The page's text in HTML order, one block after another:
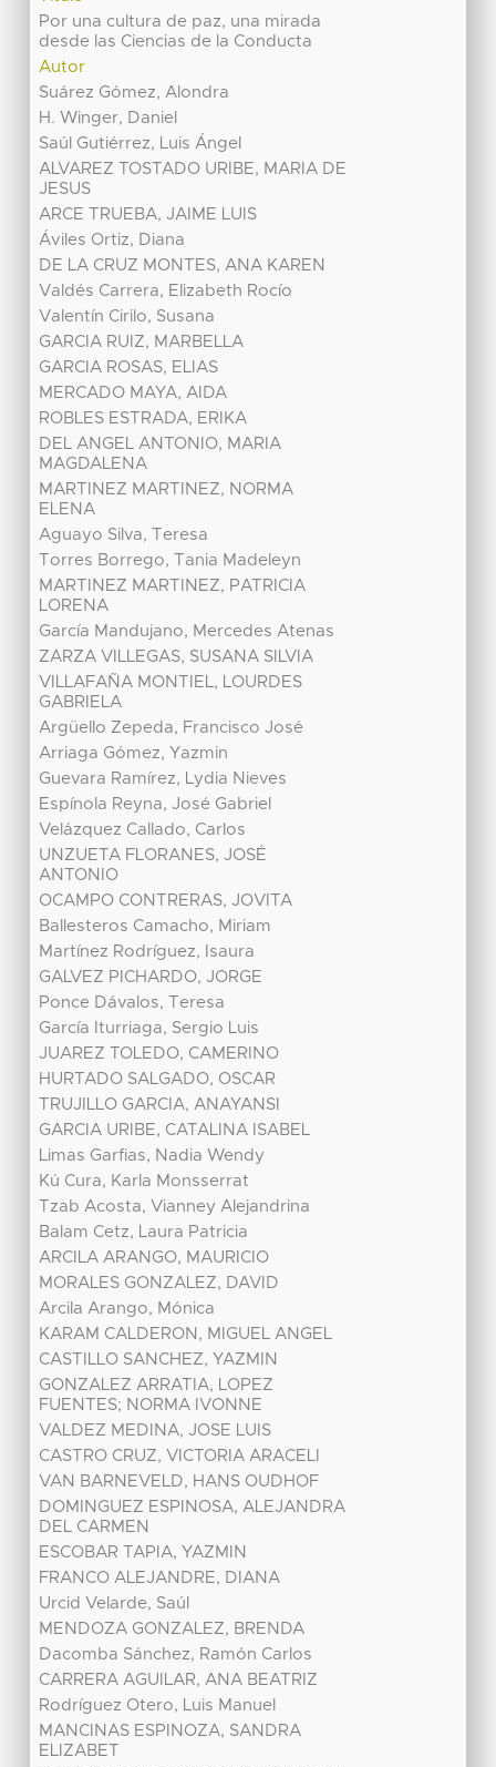
Por una cultura de paz, una mirada
desde las Ciencias de la Conducta
Autor
Suárez Gómez, Alondra
H. Winger, Daniel
Saúl Gutiérrez, Luis Ángel
ALVAREZ TOSTADO URIBE, MARIA DE
JESUS
ARCE TRUEBA, JAIME LUIS
Áviles Ortiz, Diana
DE LA CRUZ MONTES, ANA KAREN
Valdés Carrera, Elizabeth Rocío
Valentín Cirilo, Susana
GARCIA RUIZ, MARBELLA
GARCIA ROSAS, ELIAS
MERCADO MAYA, AIDA
ROBLES ESTRADA, ERIKA
DEL ANGEL ANTONIO, MARIA
MAGDALENA
MARTINEZ MARTINEZ, NORMA
ELENA
Aguayo Silva, Teresa
Torres Borrego, Tania Madeleyn
MARTINEZ MARTINEZ, PATRICIA
LORENA
García Mandujano, Mercedes Atenas
ZARZA VILLEGAS, SUSANA SILVIA
VILLAFAÑA MONTIEL, LOURDES
GABRIELA
Argüello Zepeda, Francisco José
Arriaga Gómez, Yazmin
Guevara Ramírez, Lydia Nieves
Espínola Reyna, José Gabriel
Velázquez Callado, Carlos
UNZUETA FLORANES, JOSÉ
ANTONIO
OCAMPO CONTRERAS, JOVITA
Ballesteros Camacho, Miriam
Martínez Rodríguez, Isaura
GALVEZ PICHARDO, JORGE
Ponce Dávalos, Teresa
García Iturriaga, Sergio Luis
JUAREZ TOLEDO, CAMERINO
HURTADO SALGADO, OSCAR
TRUJILLO GARCIA, ANAYANSI
GARCIA URIBE, CATALINA ISABEL
Limas Garfias, Nadia Wendy
Kú Cura, Karla Monsserrat
Tzab Acosta, Vianney Alejandrina
Balam Cetz, Laura Patricia
ARCILA ARANGO, MAURICIO
MORALES GONZALEZ, DAVID
Arcila Arango, Mónica
KARAM CALDERON, MIGUEL ANGEL
CASTILLO SANCHEZ, YAZMIN
GONZALEZ ARRATIA, LOPEZ
FUENTES; NORMA IVONNE
VALDEZ MEDINA, JOSE LUIS
CASTRO CRUZ, VICTORIA ARACELI
VAN BARNEVELD, HANS OUDHOF
DOMINGUEZ ESPINOSA, ALEJANDRA
DEL CARMEN
ESCOBAR TAPIA, YAZMIN
FRANCO ALEJANDRE, DIANA
Urcid Velarde, Saúl
MENDOZA GONZALEZ, BRENDA
Dacomba Sánchez, Ramón Carlos
CARRERA AGUILAR, ANA BEATRIZ
Rodríguez Otero, Luis Manuel
MANCINAS ESPINOZA, SANDRA
ELIZABET